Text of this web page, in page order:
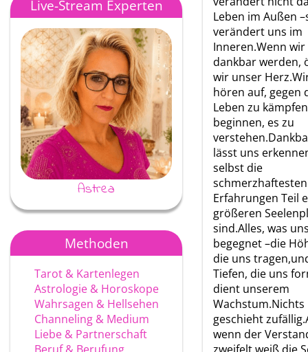
Live-Stream Experten
Astrea Ayke
Methoden
Tarot & Kartenlegen
Astrologie & Horoskope
Wahrsagen & Hellsehen
Channeling & Medium
Liebe & Partnerschaft
Leben im Außen
verändert uns im
Inneren.Wenn wir
dankbar werden,
wir unser
hören auf, gegen
Leben zu
beginnen, es zu
lässt uns
selbst die
schmerzhaftesten
Erfahrungen Teil
größeren
sind.Alles, was
begegnet –die
die uns
Tiefen, die uns
dient unserem
Wachstum.Nichts
geschieht
wenn der